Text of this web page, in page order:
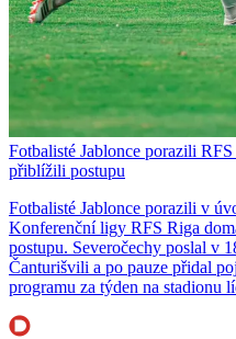
Fotbalisté Jablonce porazili
přiblížili postupu
Fotbalisté Jablonce porazili v
Konferenční ligy RFS Riga
postupu. Severočechy poslal v
Čanturišvili a po pauze přidal
programu za týden na stadionu